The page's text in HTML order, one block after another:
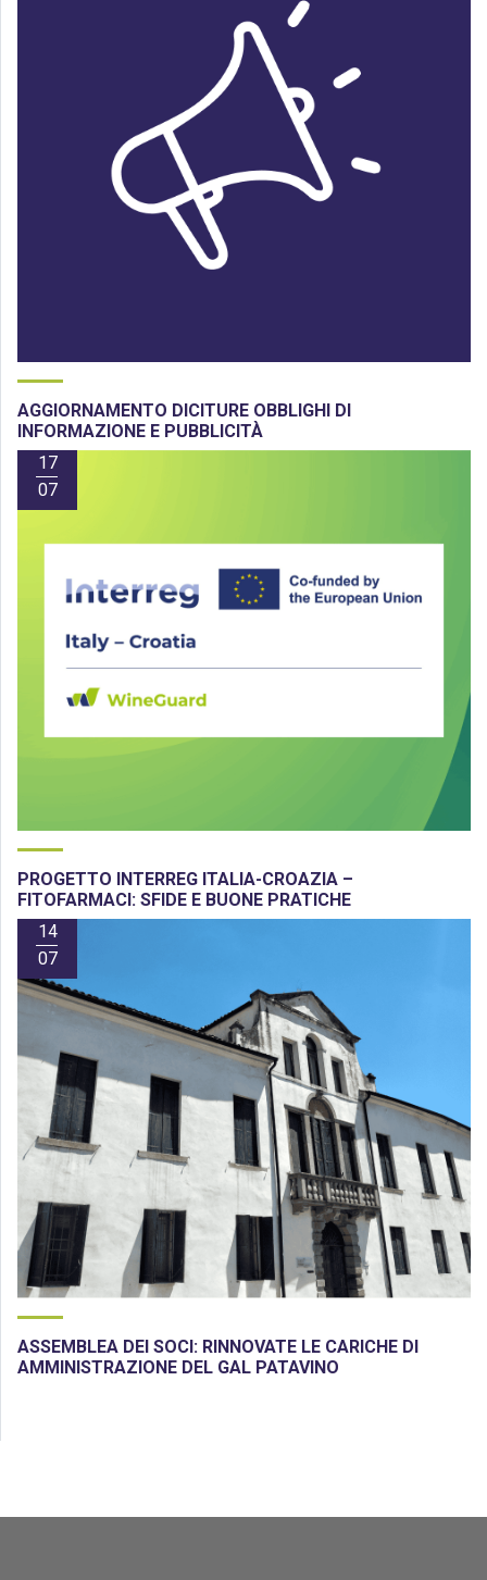
AGGIORNAMENTO DICITURE OBBLIGHI DI
INFORMAZIONE E PUBBLICITÀ
17
07
PROGETTO INTERREG ITALIA-CROAZIA –
FITOFARMACI: SFIDE E BUONE PRATICHE
14
07
ASSEMBLEA DEI SOCI: RINNOVATE LE CARICHE DI
AMMINISTRAZIONE DEL GAL PATAVINO